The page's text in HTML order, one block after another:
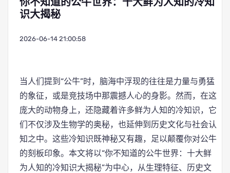
识大揭秘
2026-06-14 21:00:58
当人们提到“公牛”时，脑海中浮现的往往是力量与勇猛
的象征，或是竞技场中那震撼人心的身影。然而，在这
庞大的动物身上，还隐藏着许多鲜为人知的冷知识，它
们不仅涉及生物学的奥秘，也延伸到历史文化与社会认
知之中。这些冷知识既神秘又有趣，足以颠覆你对公牛
的刻板印象。本文将以“你不知道的公牛世界：十大鲜
为人知的冷知识大揭秘”为中心，从生理特征、历史文